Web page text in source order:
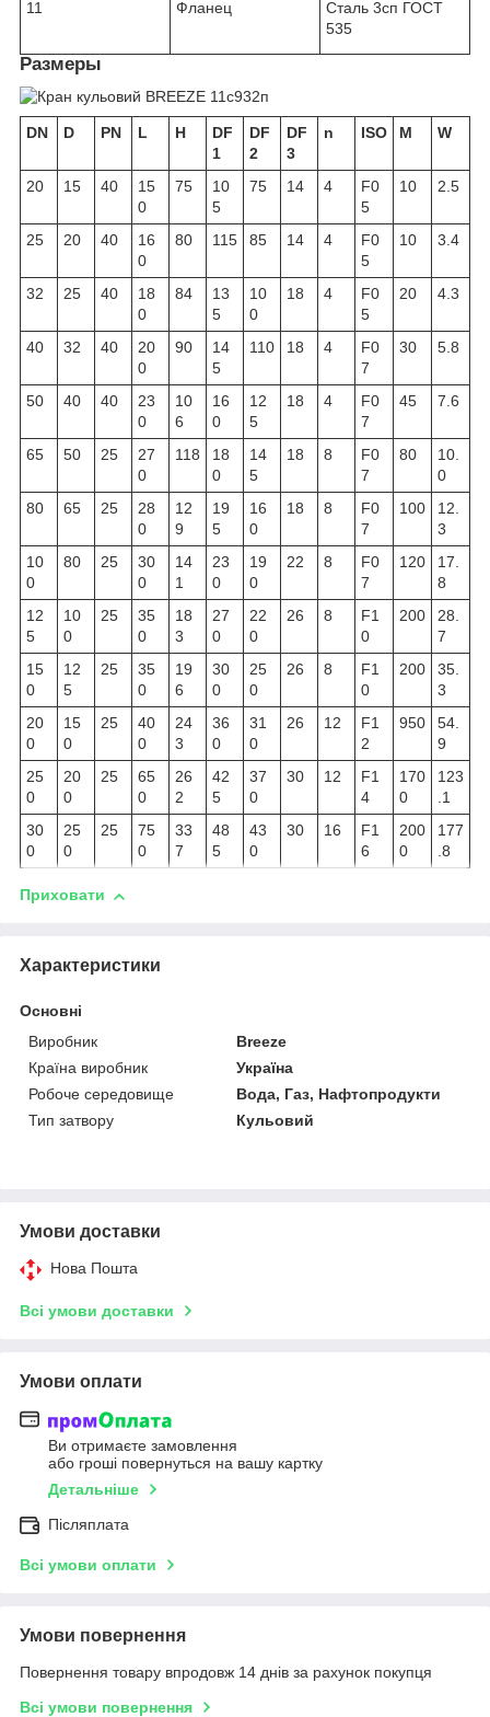
11 Фланец
Сталь 3сп ГОСТ
535
Размеры
DN D PN L H
DF
1
DF
2
DF
3
n ISO M W
20 15 40
15
0
75
10
5
75 14 4
F0
5
10 2.5
25 20 40
16
0
80 115 85 14 4
F0
5
10 3.4
32 25 40
18
0
84
13
5
10
0
18 4
F0
5
20 4.3
40 32 40
20
0
90
14
5
110 18 4
F0
7
30 5.8
50 40 40
23
0
10
6
16
0
12
5
18 4
F0
7
45 7.6
65 50 25
27
0
118
18
0
14
5
18 8
F0
7
80
10.
0
80
65 25
28
0
12
9
19
5
16
0
18 8
F0
7
100
12.
3
10
0
80 25
30
0
14
1
23
0
19
0
22 8
F0
7
120
17.
8
12
5
10
0
25
35
0
18
3
27
0
22
0
26 8
F1
0
200
28.
7
15
0
12
5
25
35
0
19
6
30
0
25
0
26 8
F1
0
200
35.
3
20
0
15
0
25
40
0
24
3
36
0
31
0
26 12
F1
2
950
54.
9
25
0
20
0
25
65
0
26
2
42
5
37
0
30 12
F1
4
170
0
123
.1
30
0
25
0
25
75
0
33
7
48
5
43
0
30 16
F1
6
200
0
177
.8
Приховати
Характеристики
Основні
Виробник
Breeze
Країна виробник
Україна
Робоче середовище
Вода, Газ, Нафтопродукти
Тип затвору
Кульовий
Умови доставки
Нова Пошта
Всі умови доставки
Умови оплати
Ви отримаєте замовлення
або гроші повернуться на вашу картку
Детальніше
Післяплата
Всі умови оплати
Умови повернення
Повернення товару впродовж 14 днів за рахунок покупця
Всі умови повернення